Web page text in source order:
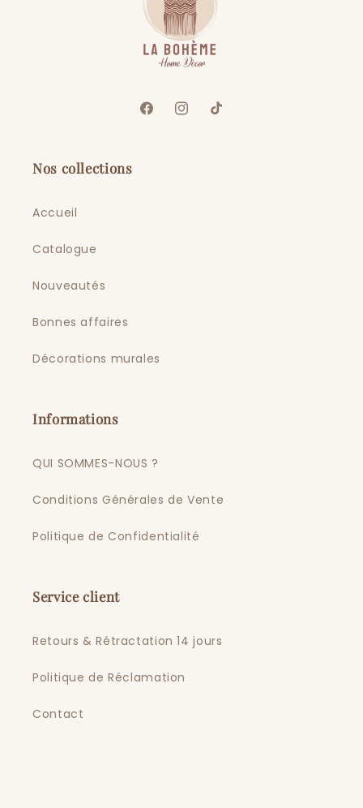
FacebookInstagram
TikTok
Nos collections
Accueil
Catalogue
Nouveautés
Bonnes affaires
Décorations murales
Informations
QUI SOMMES-NOUS ?
Conditions Générales de Vente
Politique de Confidentialité
Service client
Retours & Rétractation 14 jours
Politique de Réclamation
Contact